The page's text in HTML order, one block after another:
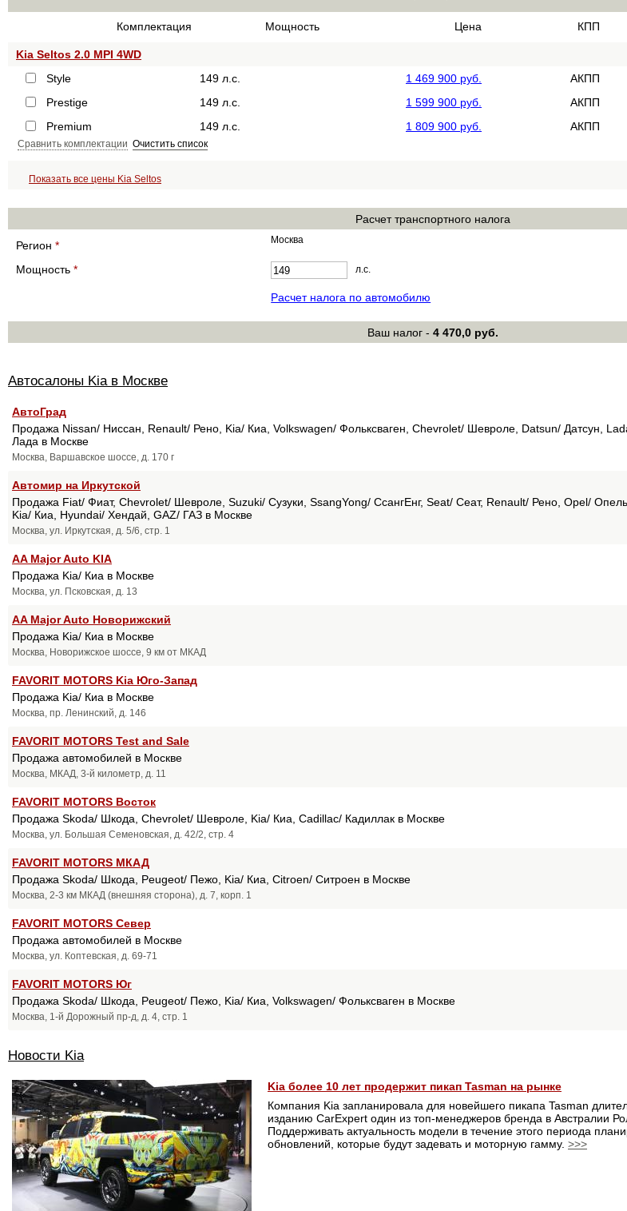
Комплектация Мощность Цена КПП
Kia Seltos 2.0 MPI 4WD
Style
149 л.с. 1 469 900 руб. АКПП
Prestige
149 л.с. 1 599 900 руб. АКПП
Premium
149 л.с. 1 809 900 руб. АКПП
Сравнить комплектации Очистить список
Показать все цены Kia Seltos
Расчет транспортного налога
Регион * Москва
Мощность * л.с.
Расчет налога по автомобилю
Ваш налог - 4 470,0 руб.
Автосалоны Kia в Москве
АвтоГрад
Продажа Nissan/ Ниссан, Renault/ Рено, Kia/ Киа, Volkswagen/ Фольксваген, Chevrolet/ Шевроле, Datsun/ Датсун,
Лада в Москве
Москва, Варшавское шоссе, д. 170 г
Автомир на Иркутской
Продажа Fiat/ Фиат, Chevrolet/ Шевроле, Suzuki/ Сузуки, SsangYong/ СсангЕнг, Seat/ Сеат, Renault/ Рено, Opel/ Опель,
Kia/ Киа, Hyundai/ Хендай, GAZ/ ГАЗ в Москве
Москва, ул. Иркутская, д. 5/6, стр. 1
AA Major Auto KIA
Продажа Kia/ Киа в Москве
Москва, ул. Псковская, д. 13
AA Major Auto Новорижский
Продажа Kia/ Киа в Москве
Москва, Новорижское шоссе, 9 км от МКАД
FAVORIT MOTORS Kia Юго-Запад
Продажа Kia/ Киа в Москве
Москва, пр. Ленинский, д. 146
FAVORIT MOTORS Test and Sale
Продажа автомобилей в Москве
Москва, МКАД, 3-й километр, д. 11
FAVORIT MOTORS Восток
Продажа Skoda/ Шкода, Chevrolet/ Шевроле, Kia/ Киа, Cadillac/ Кадиллак в Москве
Москва, ул. Большая Семеновская, д. 42/2, стр. 4
FAVORIT MOTORS МКАД
Продажа Skoda/ Шкода, Peugeot/ Пежо, Kia/ Киа, Citroen/ Ситроен в Москве
Москва, 2-3 км МКАД (внешняя сторона), д. 7, корп. 1
FAVORIT MOTORS Север
Продажа автомобилей в Москве
Москва, ул. Коптевская, д. 69-71
FAVORIT MOTORS Юг
Продажа Skoda/ Шкода, Peugeot/ Пежо, Kia/ Киа, Volkswagen/ Фольксваген в Москве
Москва, 1-й Дорожный пр-д, д. 4, стр. 1
Новости Kia
Kia более 10 лет продержит пикап Tasman на рынке
Компания Kia запланировала для новейшего пикапа Tasman
изданию CarExpert один из топ-менеджеров бренда в Австралии
Поддерживать актуальность модели в течение этого периода
обновлений, которые будут задевать и моторную гамму. >>>